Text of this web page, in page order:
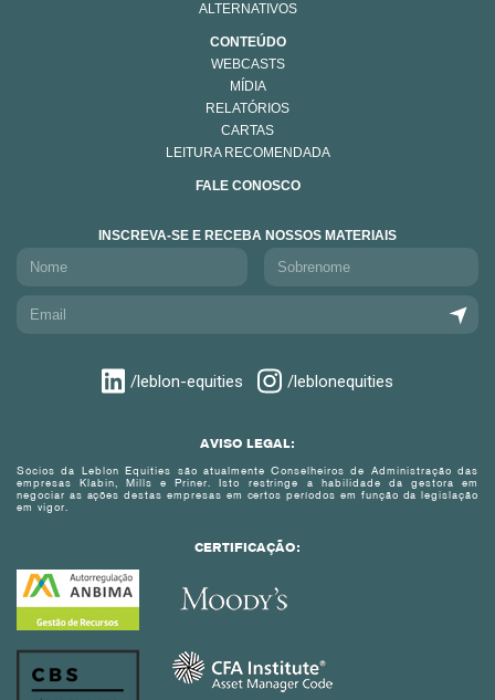
ALTERNATIVOS
CONTEÚDO
WEBCASTS
MÍDIA
RELATÓRIOS
CARTAS
LEITURA RECOMENDADA
FALE CONOSCO
INSCREVA-SE E RECEBA NOSSOS MATERIAIS
/leblon-equities /leblonequities
AVISO LEGAL:
Sócios da Leblon Equities são atualmente Conselheiros de Administração das
empresas Klabin, Mills e Priner. Isto restringe a habilidade da gestora em
negociar as ações destas empresas em certos períodos em função da legislação
em vigor.
CERTIFICAÇÃO: